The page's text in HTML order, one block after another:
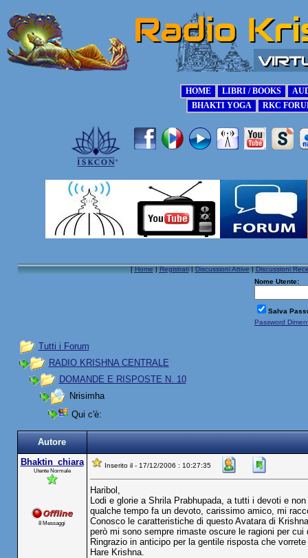
[Home|Registrati|Discussioni Attive|Discussioni
Nome Utente:
Salva
Password
Tutti i Forum
RADIO KRISHNA CENTRALE
DOMANDE E RISPOSTE N. 10
Nrisimha
Qui c'è:
Autore
Bhaktin_chiara
Utente Normale
8 Messaggi
Inserito il - 17/12/2006 : 10:27:35
Haribol,
Lodi e glorie a Shrila Prabhupada, a tutti i devoti e
qualche tempo fa un devoto, carissimo amico, mi
Conosco le caratteristiche di questo Avatara di
però mi sono sempre rimaste oscure le ragioni per
Ringrazio in anticipo per la gentile risposta che
Hare Krishna.